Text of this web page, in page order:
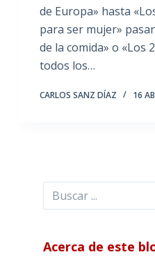
de Europa» hasta
para ser mujer»
de la comida» o «Los
todos los…
CARLOS SANZ DÍAZ 16
Buscar
Acerca de este